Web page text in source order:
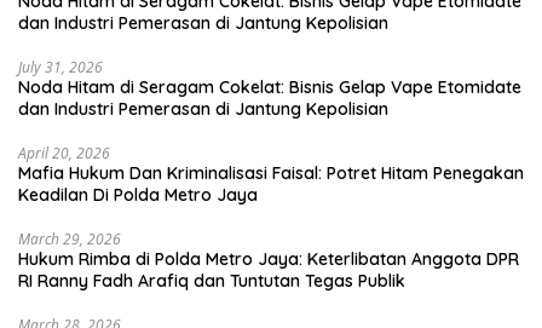
dan Industri Pemerasan di Jantung Kepolisian
July 31, 2026
Noda Hitam di Seragam Cokelat: Bisnis Gelap Vape Etomidate
dan Industri Pemerasan di Jantung Kepolisian
April 20, 2026
Mafia Hukum Dan Kriminalisasi Faisal: Potret Hitam Penegakan
Keadilan Di Polda Metro Jaya
March 29, 2026
Hukum Rimba di Polda Metro Jaya: Keterlibatan Anggota DPR
RI Ranny Fadh Arafiq dan Tuntutan Tegas Publik